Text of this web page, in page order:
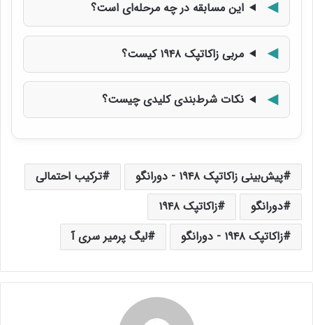
این مسابقه در چه مرحله‌ای است؟
مربی زاکاتپک ۱۹۴۸ کیست؟
نکات شرط‌بندی کلیدی چیست؟
پیش‌بینی زاکاتپک ۱۹۴۸ - دورانگو
ترکیب احتمالی
دورانگو
زاکاتپک ۱۹۴۸
زاکاتپک ۱۹۴۸ - دورانگو
لیگ پرمیر سری آ